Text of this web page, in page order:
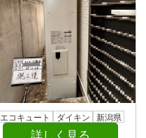
エコキュート ダイキン 新潟県